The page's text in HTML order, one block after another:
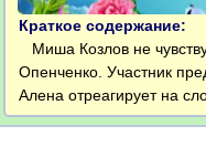
Краткое содержание:
Миша Козлов не
Опенченко. Участник
Алена отреагирует на